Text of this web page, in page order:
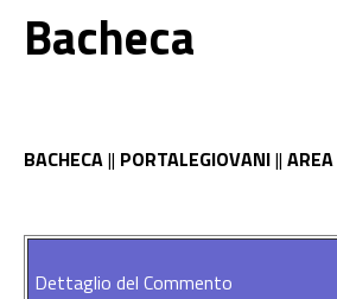
Bacheca
BACHECA|| PORTALEGIOVANI||
Dettaglio del Commento